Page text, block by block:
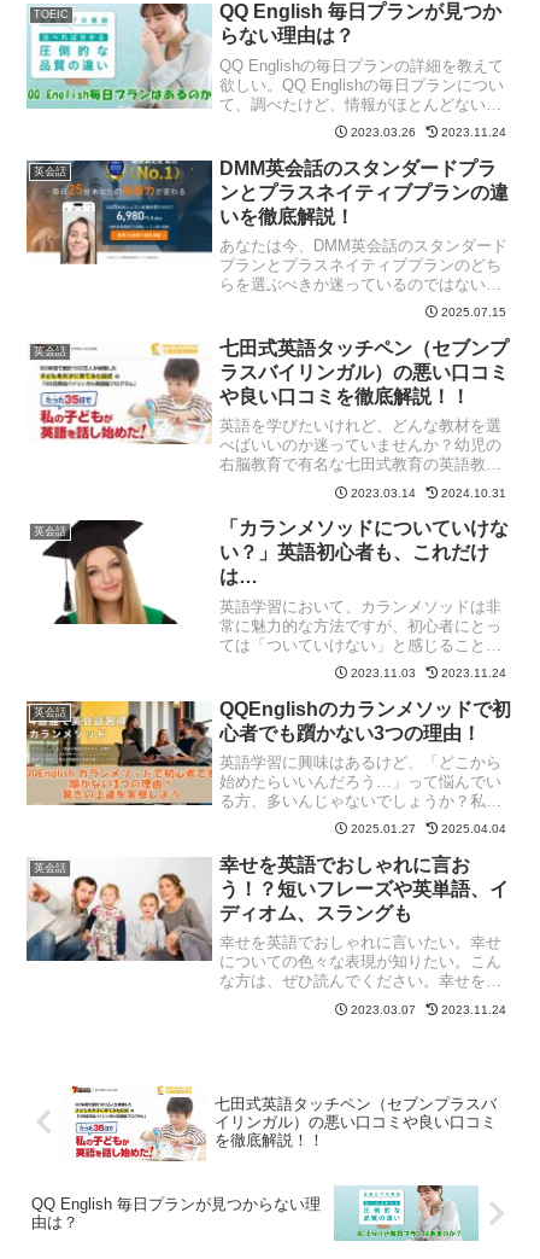
TOEIC
QQ English 毎日プランが見つか
らない理由は？
QQ Englishの毎日プランの詳細を教えて
欲しい。QQ Englishの毎日プランについ
て、調べたけど、情報がほとんどない。
こんな方はいますよね。QQ Englishに
は、毎日プランと月会費プランがあると
思っていませんか？本記事を読めば...
2023.03.26 2023.11.24
英会話
DMM英会話のスタンダードプラ
ンとプラスネイティブプランの違
いを徹底解説！
あなたは今、DMM英会話のスタンダード
プランとプラスネイティブプランのどち
らを選ぶべきか迷っているのではないで
しょうか。この選択は、あなたの英語学
習の成果を大きく左右する重要な決断で
す。DMM英会話のスタンダードプランと
プラスネイティブプラ...
2025.07.15
英会話
七田式英語タッチペン（セブンプ
ラスバイリンガル）の悪い口コミ
や良い口コミを徹底解説！！
英語を学びたいけれど、どんな教材を選
べばいいのか迷っていませんか？幼児の
右脳教育で有名な七田式教育の英語教材
の一つ、七田式英語タッチペン（セブン
プラスバイリンガル）が評判ですよね。
この教材は、タッチペンを使って英語の
音声を聞いたり、自分の声...
2023.03.14 2024.10.31
英会話
「カランメソッドについていけな
い？」英語初心者も、これだけ
は…
英語学習において、カランメソッドは非
常に魅力的な方法ですが、初心者にとっ
ては「ついていけない」と感じることが
少なくありません。この記事では、カラ
ンメソッドを効果的に活用するために、
その壁を乗り越える方法について探求し
ます。初心者でも英会話の...
2023.11.03 2023.11.24
英会話
QQEnglishのカランメソッドで初
心者でも躓かない3つの理由！
英語学習に興味はあるけど、「どこから
始めたらいいんだろう…」って悩んでい
る方、多いんじゃないでしょうか？私も
そうでした！特にオンライン英会話っ
て、選択肢が多すぎて最初は本当に迷い
ましたよね。その中でも最近特に注目を
集めているのが、QQEng...
2025.01.27 2025.04.04
英会話
幸せを英語でおしゃれに言お
う！？短いフレーズや英単語、イ
ディオム、スラングも
幸せを英語でおしゃれに言いたい。幸せ
についての色々な表現が知りたい。こん
な方は、ぜひ読んでください。幸せを英
語で伝える時には、表現方法が大切で
す。英単語やフレーズ、イディオム、ス
2023.03.07 2023.11.24
七田式英語タッチペン（セブンプラスバ
イリンガル）の悪い口コミや良い口コミ
を徹底解説！！
QQ English 毎日プランが見つからない理
由は？